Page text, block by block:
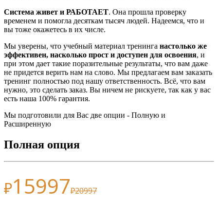
Система живет и РАБОТАЕТ. Она прошла проверку
временем и помогла десяткам тысяч людей. Надеемся, что и
вы тоже окажетесь в их числе.
Мы уверены, что учебный материал тренинга настолько же
эффективен, насколько прост и доступен для освоения, и
при этом дает такие поразительные результаты, что вам даже
не придется верить нам на слово. Мы предлагаем вам заказать
тренинг полностью под нашу ответственность. Всё, что вам
нужно, это сделать заказ. Вы ничем не рискуете, так как у вас
есть наша 100% гарантия.
Мы подготовили для Вас две опции - Полную и
Расширенную
Полная опция
₽15997₽20997